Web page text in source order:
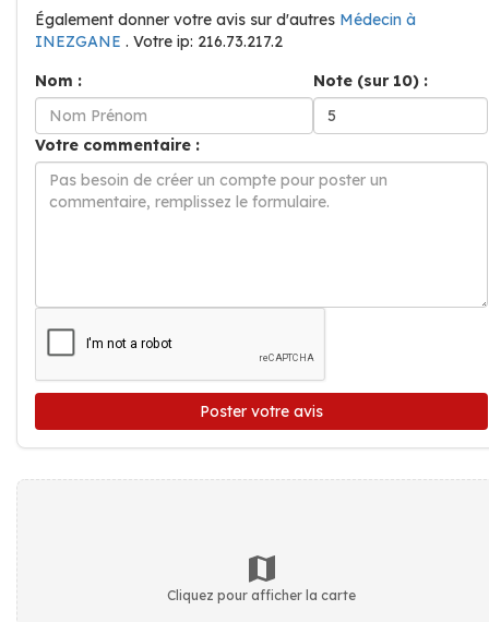
Également donner votre avis sur d'autres Médecin à
INEZGANE . Votre ip: 216.73.217.2
Nom :
Note (sur 10) :
Votre commentaire :
Poster votre avis
Cliquez pour afficher la carte